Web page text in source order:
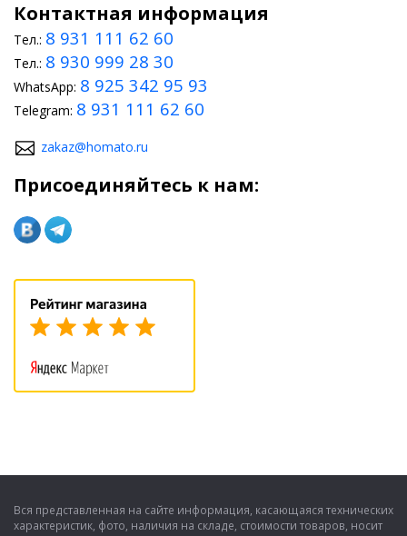
Контактная информация
Тел.: 8 931 111 62 60
Тел.: 8 930 999 28 30
WhatsApp: 8 925 342 95 93
Telegram: 8 931 111 62 60
zakaz@homato.ru
Присоединяйтесь к нам:
Вся представленная на сайте информация, касающаяся технических
характеристик, фото, наличия на складе, стоимости товаров, носит